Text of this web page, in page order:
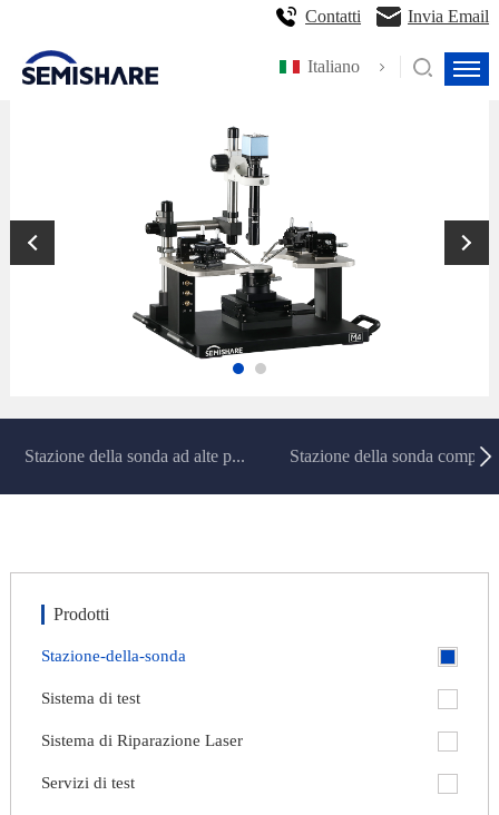
Italiano
Contatti Invia Email
Stazione della sonda ad alte p... Stazione della sonda
Prodotti
Stazione-della-sonda
Sistema di test
Sistema di Riparazione Laser
Servizi di test